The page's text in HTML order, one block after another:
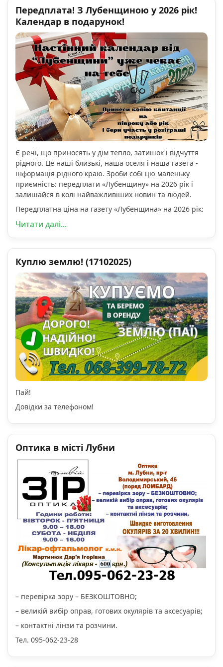
Передплата! З Лубенщиною у 2026 рік!
Календар в подарунок!
Є речі, що приносять у дім тепло, затишок і відчуття
рідного. Це наші близькі, наша оселя і наша газета -
інформація рідного краю. Зроби собі цю маленьку
приємність: передплати «Лубенщину» на 2026 рік і
залишайся в колі найважливіших новин та людей.
Передплатна ціна на газету «Лубенщина» на 2026 рік:
Читати далі...
Куплю землю! (17102025)
Пай!
Довідки за телефоном!
Оптика в місті Лубни
– перевірка зору – БЕЗКОШТОВНО;
– великій вибір оправ, готових окулярів та аксесуарів;
– контактні лінзи та розчини.
Тел. 095-062-23-28